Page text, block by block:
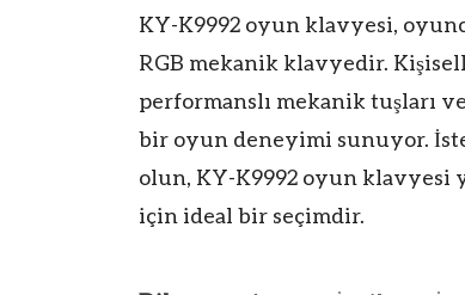
KY-K9992 oyun klavyesi,
RGB mekanik klavyedir.
performanslı mekanik tuşları
bir oyun deneyimi sunuyor.
olun, KY-K9992 oyun klavyesi
için ideal bir seçimdir.